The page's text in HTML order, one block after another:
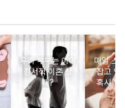
우리 부부는 이미
정서적 이혼 상
태?
매일 스
잡고 있
혹시